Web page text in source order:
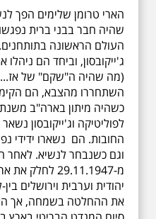
הארי טרומן שלימים הפך
שהיה חבר בבני ברית
העולם הראשונה
ג'ייקובסון, וביחד הם
(מה שהיה ה"שקם" של
השתחררו מהצבא, הם
לפוליטיקה וג'ייקובסון
החובות. הם נשארו ידידי
וגם כשנבחר לנשיא. לאחר
מ-29.11.1947
יהודית וערבית וירושלים
את ההחלטה בשמחה, אך